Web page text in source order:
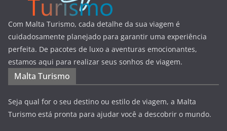
Com Malta Turismo, cada detalhe da sua viagem é
cuidadosamente planejado para garantir uma experiência
perfeita. De pacotes de luxo a aventuras emocionantes,
estamos aqui para realizar seus sonhos de viagem.
Malta Turismo
Seja qual for o seu destino ou estilo de viagem, a Malta
Turismo está pronta para ajudar você a descobrir o mundo.